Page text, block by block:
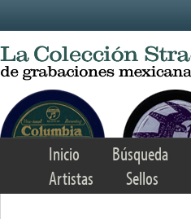
Inicio Búsqueda
Artistas
Sellos